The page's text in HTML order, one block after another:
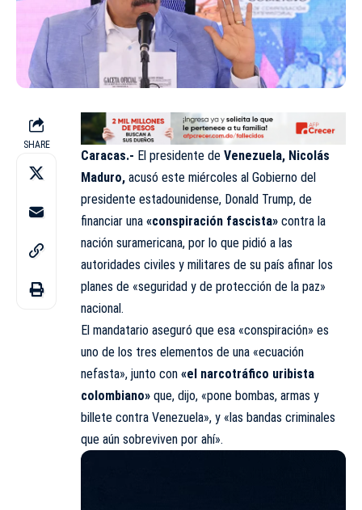
SHARE
Caracas.- El presidente de Venezuela, Nicolás
Maduro, acusó este miércoles al Gobierno del
presidente estadounidense, Donald Trump, de
financiar una «conspiración fascista» contra la
nación suramericana, por lo que pidió a las
autoridades civiles y militares de su país afinar los
planes de «seguridad y de protección de la paz»
nacional.
El mandatario aseguró que esa «conspiración» es
uno de los tres elementos de una «ecuación
nefasta», junto con «el narcotráfico uribista
colombiano» que, dijo, «pone bombas, armas y
billete contra Venezuela», y «las bandas criminales
que aún sobreviven por ahí».